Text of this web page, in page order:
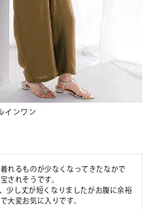
インワン
れるものが少なくなってきたなかで
されそうです。
少し丈が短くなりましたがお腹に余裕
大変お気に入りです。